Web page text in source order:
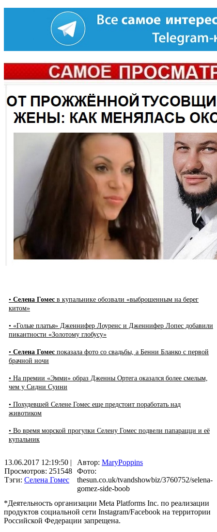
• Селена Гомес в купальнике обозвали «выброшенным на берег
китом»
• «Голые платья» Дженнифер Лоуренс и Дженнифер Лопес добавили
пикантности «Золотому глобусу»
• Селена Гомес показала фото со свадьбы, а Бенни Бланко с первой
брачной ночи
• На премии «Эмми» образ Дженны Ортега оказался более смелым,
чем у Сидни Суини
• Похудевшей Селене Гомес еще предстоит поработать над
животиком
• Во время морской прогулки Селену Гомес подвели папарацци и её
купальник
13.06.2017 12:19:50 |
Просмотров: 251548
Тэги: Селена Гомес
Автор: MaryPoppins
Фото:
thesun.co.uk/tvandshowbiz/3760752/selena-
gomez-side-boob
*Деятельность организации Meta Platforms Inc. по реализации
продуктов социальной сети Instagram/Facebook на территории
Российской Федерации запрещена.